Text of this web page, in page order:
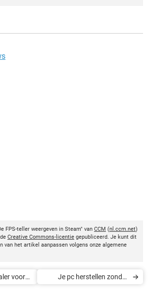
FPS-teller weergeven in Steam" van CCM (nl.ccm.net)
Creative Commons-licentie gepubliceerd. Je kunt dit
van het artikel aanpassen volgens onze algemene
voor
Je pc herstellen zonder